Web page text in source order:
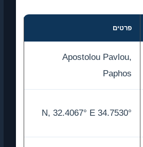
פרטים
Apostolou Pavlou,
Paphos
34.7530° N, 32.4067° E